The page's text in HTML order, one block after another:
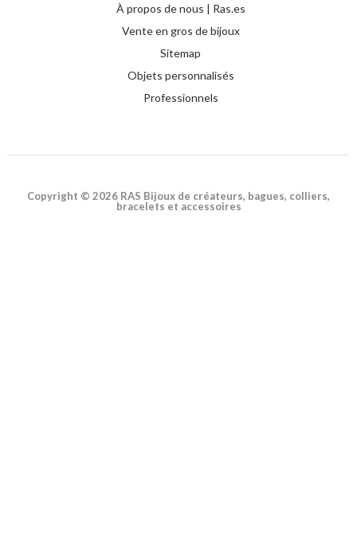
À propos de nous | Ras.es
Vente en gros de bijoux
Sitemap
Objets personnalisés
Professionnels
Copyright © 2026 RAS Bijoux de créateurs, bagues, colliers,
bracelets et accessoires